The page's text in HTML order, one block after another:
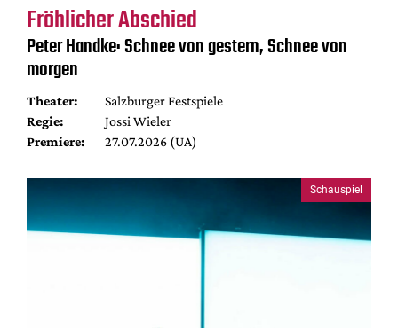
Fröhlicher Abschied
Peter Handke: Schnee von gestern, Schnee von
morgen
Theater:
Salzburger Festspiele
Regie:
Jossi Wieler
Premiere:
27.07.2026 (UA)
Schauspiel